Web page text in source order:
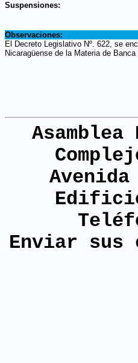
Suspensiones:
Observaciones:
El Decreto Legislativo Nº. 622, se
Nicaragüense de la Materia de
Enviar sus